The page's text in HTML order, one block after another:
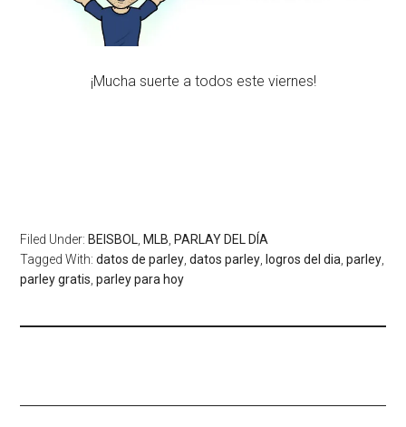
¡Mucha suerte a todos este viernes!
Filed Under: BEISBOL, MLB, PARLAY DEL DÍA
Tagged With:datos de parley,datos parley, logros del dia,parley,
parley gratis,parley para hoy